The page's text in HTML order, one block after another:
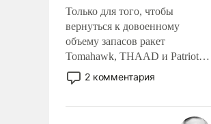
Только для того, чтобы
вернуться к довоенному
объему запасов ракет
Tomahawk, THAAD и Patriot
США потребуется более трех
лет. Даже небольшая война с
2 комментария